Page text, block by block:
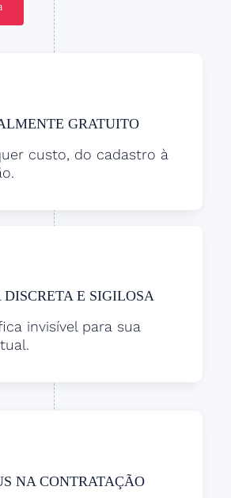
GRATUITO
custo, do cadastro à
DISCRETA E SIGILOSA
invisível para sua
NA CONTRATAÇÃO